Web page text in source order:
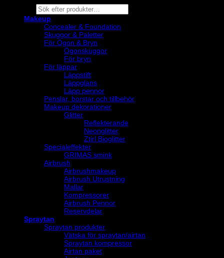
Products
search
Makeup
Concealer & Foundation
Skuggor & Paletter
För Ögon & Bryn
Ögonskuggor
För bryn
För läppar
Läppstift
Läppglans
Läpp pennor
Penslar, borstar och tillbehör
Makeup dekorationer
Glitter
Reflekterande
Neonglitter
Ztirl Bioglitter
Specialeffekter
GRIMAS smink
Airbrush
Airbrushmakeup
Airbrush Utrustning
Mallar
Kompressorer
Airbrush Pennor
Reservdelar
Spraytan
Spraytan produkter
Vätska för spraytan/airtan
Spraytan kompressor
Airtan paket